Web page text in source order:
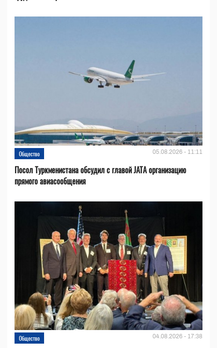
Общество 05.08.2026 - 11:11
Посол Туркменистана обсудил с главой JATA организацию
прямого авиасообщения
Общество 04.08.2026 - 17:38